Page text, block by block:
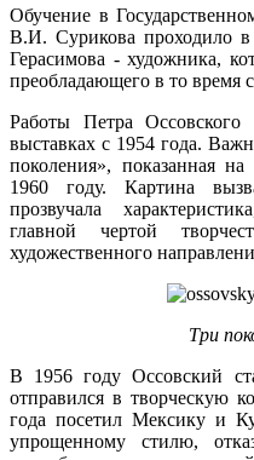
Обучение в
В.И. Сурикова проходило в
Герасимова - художника,
преобладающего в то время
Работы Петра Оссовского
выставках с 1954 года.
поколения», показанная
1960 году. Картина
прозвучала
главной чертой
художественного
Три
В 1956 году Оссовский
отправился в творческую
года посетил Мексику и
упрощенному стилю,